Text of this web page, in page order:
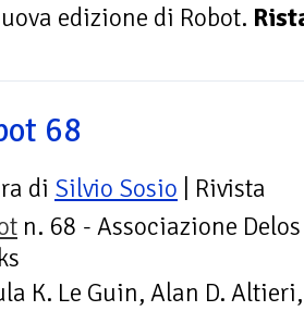
edizione di Robot.
68
di Silvio Sosio | Rivista
n. 68 - Associazione Delos
K. Le Guin, Alan D.